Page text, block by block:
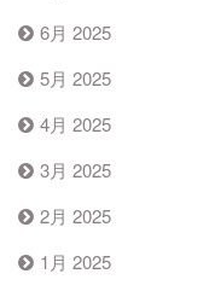
6月 2025
5月 2025
4月 2025
3月 2025
2月 2025
1月 2025